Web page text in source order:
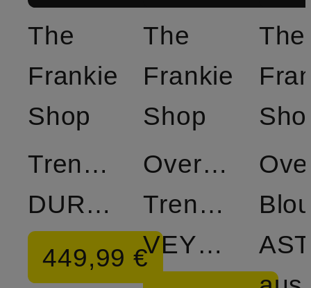
The
Frankie
Shop
Trenchcoat
DURSLEY
449,99 €
The
Frankie
Shop
Oversized-
Trenchcoat
VEYRON
The